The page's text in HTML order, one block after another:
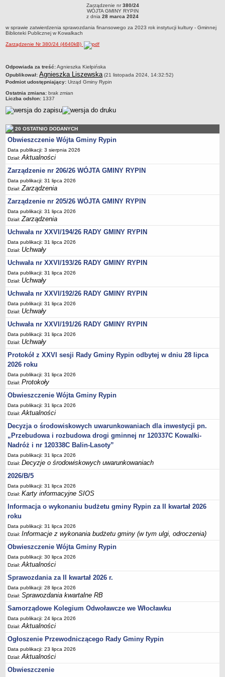
Związki i stowarzyszenia
Realizacja zadań publicznych
Rejestr zbiorów danych osobowych
Rejestr instytucji kultury
AKTUALNOŚCI I OGŁOSZENIA
URZĄD GMINY
Tabela informacyjna
Czas pracy urzędu
Nr konta bankowego, NIP, REGON
Pracownicy urzędu - urząd gminy
Pracownicy urzędu - baza magazynowo - warsztatowa
Kompetencje referatów
Regulamin organizacyjny
Regulamin naboru na wolne stanowiska urzędnicze
Ogłoszenia o naborze na wolne stanowiska urzędnicze
Lista kandydatów spełniających wymagania formalne w naborach na
wolne stanowiska urzędnicze
Wyniki naboru na wolne stanowiska urzędnicze
Petycje
Sygnaliści
Galeria
Raporty o stanie dostępności
Wnioski
WŁADZE I STRUKTURA
Struktura organizacyjna
Rada gminy
Wójt
Urząd gminy
Jednostki organizacyjne, GOPS, Instytucja kultury, OSP
Jednostki pomocnicze - sołectwa
Plan pracy komisji rewizyjnej
Sesje Rady Gminy Rypin
PRAWO LOKALNE
Statut
Strategia rozwoju
Uchwały
Projekty uchwał
Protokoły
Imienne wykazy głosowań radnych
Postać dokumentów
Akty Prawne, Dzienniki Ustaw, Monitory Polskie
Prawo miejscowe
Zarządzenia
Studium uwarunkowań i kierunków zagospodarowania
przestrzennego
Dane przestrzenne - MPZP
Stałe obwody głosowania, numery, granice oraz siedziby
obwodowych komisji wyborczych, opis granic okręgów wyborczych
Plan ogólny gminy Rypin
Zarządzenie nr 380/24WÓJTA GMINY RYPINz dnia 28 marca 2024w sprawie
zatwierdzenia sprawozdania finansowego za 2023 rok instytucji kultury - Gminnej
Zarządzenie nr380/24
WÓJTA GMINY RYPIN
z dnia 28 marca 2024
w sprawie zatwierdzenia sprawozdania finansowego za 2023 rok instytucji kultury - Gminnej
Biblioteki Publicznej w Kowalkach
Zarządzenie Nr 380/24 (4640kB)
metryczka
Odpowiada za treść:Agnieszka Kiełpińska
Opublikował: Agnieszka Liszewska (21 listopada 2024, 14:32:52)
Podmiot udostępniający: Urząd Gminy Rypin
Ostatnia zmiana: brak zmian
Liczba odsłon: 1337
20 OSTATNIO DODANYCH
Obwieszczenie Wójta Gminy Rypin
Data publikacji: 3 sierpnia 2026
Dział:Aktualności
Zarządzenie nr 206/26 WÓJTA GMINY RYPIN
Data publikacji: 31 lipca 2026
Dział:Zarządzenia
Zarządzenie nr 205/26 WÓJTA GMINY RYPIN
Data publikacji: 31 lipca 2026
Dział:Zarządzenia
Uchwała nr XXVI/194/26 RADY GMINY RYPIN
Data publikacji: 31 lipca 2026
Dział: Uchwały
Uchwała nr XXVI/193/26 RADY GMINY RYPIN
Data publikacji: 31 lipca 2026
Dział: Uchwały
Uchwała nr XXVI/192/26 RADY GMINY RYPIN
Data publikacji: 31 lipca 2026
Dział: Uchwały
Uchwała nr XXVI/191/26 RADY GMINY RYPIN
Data publikacji: 31 lipca 2026
Dział: Uchwały
Protokół z XXVI sesji Rady Gminy Rypin odbytej w dniu 28 lipca
2026 roku
Data publikacji: 31 lipca 2026
Dział:Protokoły
Obwieszczenie Wójta Gminy Rypin
Data publikacji: 31 lipca 2026
Dział:Aktualności
Decyzja o środowiskowych uwarunkowaniach dla inwestycji pn.
„Przebudowa i rozbudowa drogi gminnej nr 120337C Kowalki-
Nadróż i nr 120338C Balin-Lasoty”
Data publikacji: 31 lipca 2026
Dział:Decyzje o środowiskowych uwarunkowaniach
2026/B/5
Data publikacji: 31 lipca 2026
Dział:Karty informacyjne SIOS
Informacja o wykonaniu budżetu gminy Rypin za II kwartał 2026
roku
Data publikacji: 31 lipca 2026
Dział:Informacje z wykonania budżetu gminy (w tym ulgi, odroczenia)
Obwieszczenie Wójta Gminy Rypin
Data publikacji: 30 lipca 2026
Dział:Aktualności
Sprawozdania za II kwartał 2026 r.
Data publikacji: 28 lipca 2026
Dział:Sprawozdania kwartalne RB
Samorządowe Kolegium Odwoławcze we Włocławku
Data publikacji: 24 lipca 2026
Dział:Aktualności
Ogłoszenie Przewodniczącego Rady Gminy Rypin
Data publikacji: 23 lipca 2026
Dział:Aktualności
Obwieszczenie